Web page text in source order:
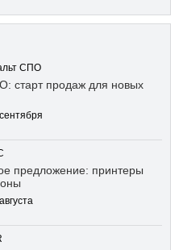
СПО
старт продаж для новых
предложение: принтеры